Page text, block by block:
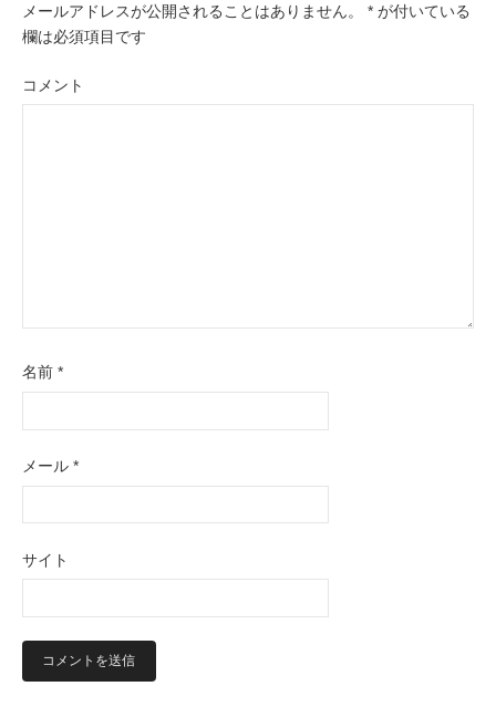
メールアドレスが公開されることはありません。 * が付いている
欄は必須項目です
コメント
名前 *
メール *
サイト